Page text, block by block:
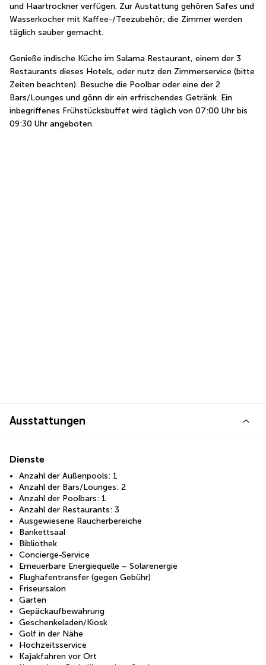
und Haartrockner verfügen. Zur Austattung gehören Safes und
Wasserkocher mit Kaffee-/Teezubehör; die Zimmer werden
täglich sauber gemacht.
Genieße indische Küche im Salama Restaurant, einem der 3
Restaurants dieses Hotels, oder nutz den Zimmerservice (bitte
Zeiten beachten). Besuche die Poolbar oder eine der 2
Bars/Lounges und gönn dir ein erfrischendes Getränk. Ein
inbegriffenes Frühstücksbuffet wird täglich von 07:00 Uhr bis
09:30 Uhr angeboten.
Ausstattungen
Dienste
Anzahl der Außenpools: 1
Anzahl der Bars/Lounges: 2
Anzahl der Poolbars: 1
Anzahl der Restaurants: 3
Ausgewiesene Raucherbereiche
Bankettsaal
Bibliothek
Concierge-Service
Erneuerbare Energiequelle – Solarenergie
Flughafentransfer (gegen Gebühr)
Friseursalon
Garten
Gepäckaufbewahrung
Geschenkeladen/Kiosk
Golf in der Nähe
Hochzeitsservice
Kajakfahren vor Ort